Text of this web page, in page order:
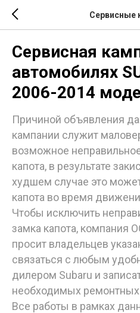
Сервисные
Сервисная
автомобилях
2006-2014
Причиной объявления
кампании служит
возможное
капота, в результате
худшем случае это
капота во время
Чтобы исключить
замка капота, компания
просит владельцев
связаться с любым
дилером Subaru и
необходимых ремонтных
Все работы в рамках